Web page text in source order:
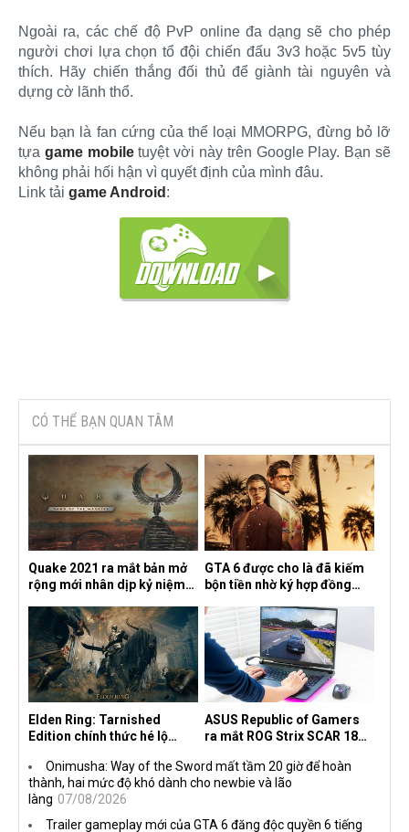
Ngoài ra, các chế độ PvP online đa dạng sẽ cho phép
người chơi lựa chọn tổ đội chiến đấu 3v3 hoặc 5v5 tùy
thích. Hãy chiến thắng đối thủ để giành tài nguyên và
dựng cờ lãnh thổ.
Nếu bạn là fan cứng của thể loại MMORPG, đừng bỏ lỡ
tựa game mobiletuyệt vời này trên Google Play. Bạn sẽ
không phải hối hận vì quyết định của mình đâu.
Link tải game Android :
CÓ THỂ BẠN QUAN TÂM
Quake 2021 ra mắt bản mở
rộng mới nhân dịp kỷ niệm
the Machine
GTA 6 được cho là đã kiếm
bộn tiền nhờ ký hợp đồng
Elden Ring: Tarnished
Edition chính thức hé lộ
ASUS Republic of Gamers
ra mắt ROG Strix SCAR 18
Onimusha: Way of the Sword mất tầm 20 giờ để hoàn
thành, hai mức độ khó dành cho newbie và lão
làng 07/08/2026
Trailer gameplay mới của GTA 6 đăng độc quyền 6 tiếng